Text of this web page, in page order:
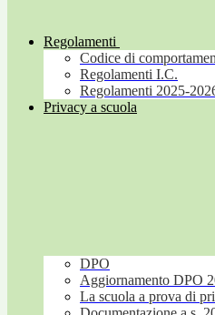
Regolamenti
Codice di
Regolamenti I.C.
Regolamenti 2025-
Privacy a scuola
DPO
Aggiornamento DPO
La scuola a prova di